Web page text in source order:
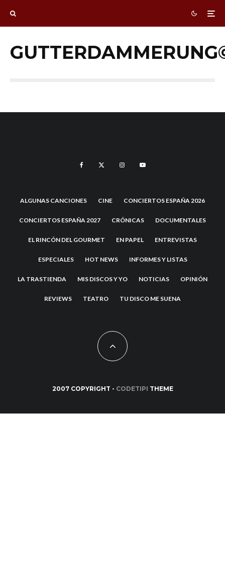
ALGUNAS CANCIONES CINE CONCIERTOS ESPAÑA 2026
CONCIERTOS ESPAÑA 2027 CRÓNICAS DOCUMENTALES
EL RINCÓN DEL GOURMET EN PAPEL ENTREVISTAS
ESPECIALES HOT NEWS INFORMES Y LISTAS
LA TRASTIENDA MIS DISCOS Y YO NOTICIAS OPINIÓN
REVIEWS TEATRO TU DISCO ME SUENA
2007 COPYRIGHT - CODETIPI THEME